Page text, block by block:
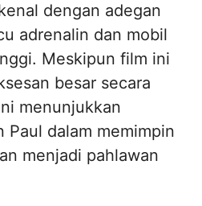
dengan adegan
adrenalin dan mobil
Meskipun film ini
besar secara
menunjukkan
Paul dalam memimpin
menjadi pahlawan